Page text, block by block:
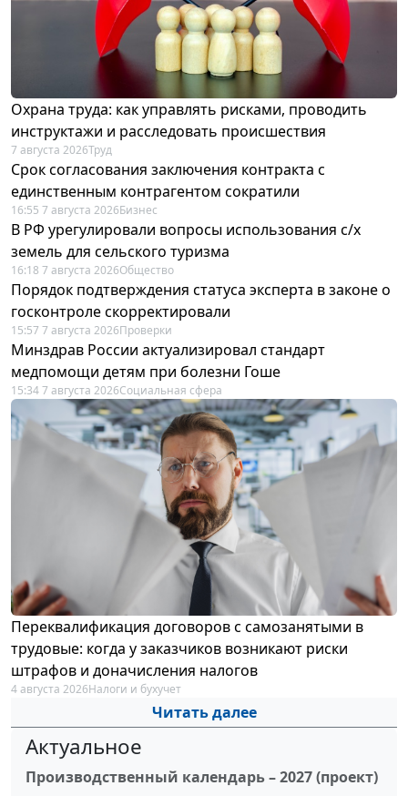
Охрана труда: как управлять рисками, проводить
инструктажи и расследовать происшествия
7 августа 2026Труд
Срок согласования заключения контракта с
единственным контрагентом сократили
16:55 7 августа 2026Бизнес
В РФ урегулировали вопросы использования с/х
земель для сельского туризма
16:18 7 августа 2026Общество
Порядок подтверждения статуса эксперта в законе о
госконтроле скорректировали
15:57 7 августа 2026Проверки
Минздрав России актуализировал стандарт
медпомощи детям при болезни Гоше
15:34 7 августа 2026Социальная сфера
Переквалификация договоров с самозанятыми в
трудовые: когда у заказчиков возникают риски
штрафов и доначисления налогов
4 августа 2026Налоги и бухучет
Читать далее
Актуальное
Производственный календарь – 2027 (проект)